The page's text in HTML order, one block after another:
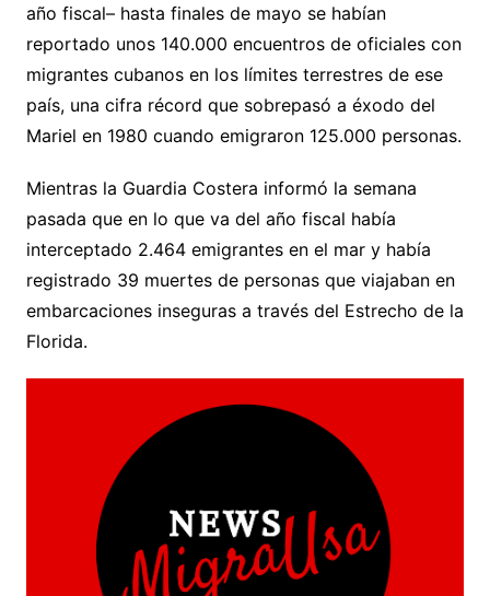
año fiscal– hasta finales de mayo se habían
reportado unos 140.000 encuentros de oficiales con
migrantes cubanos en los límites terrestres de ese
país, una cifra récord que sobrepasó a éxodo del
Mariel en 1980 cuando emigraron 125.000 personas.
Mientras la Guardia Costera informó la semana
pasada que en lo que va del año fiscal había
interceptado 2.464 emigrantes en el mar y había
registrado 39 muertes de personas que viajaban en
embarcaciones inseguras a través del Estrecho de la
Florida.